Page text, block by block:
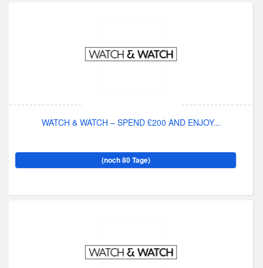
WATCH & WATCH – SPEND £200 AND ENJOY...
(noch 80 Tage)